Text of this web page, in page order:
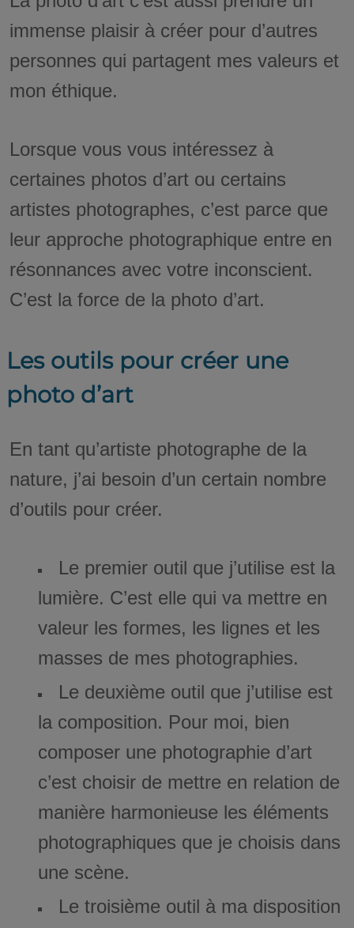
immense plaisir à créer pour d’autres
personnes qui partagent mes valeurs et
mon éthique.
Lorsque vous vous intéressez à
certaines photos d’art ou certains
artistes photographes, c’est parce que
leur approche photographique entre en
résonnances avec votre inconscient.
C’est la force de la photo d’art.
Les outils pour créer une
photo d’art
En tant qu’artiste photographe de la
nature, j’ai besoin d’un certain nombre
d’outils pour créer.
Le premier outil que j’utilise est la
lumière. C’est elle qui va mettre en
valeur les formes, les lignes et les
masses de mes photographies.
Le deuxième outil que j’utilise est
la composition. Pour moi, bien
composer une photographie d’art
c’est choisir de mettre en relation de
manière harmonieuse les éléments
photographiques que je choisis dans
une scène.
Le troisième outil à ma disposition